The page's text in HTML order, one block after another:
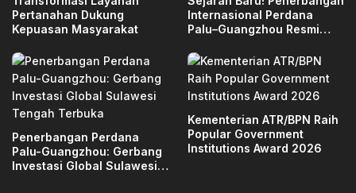
Pertanahan Dukung
Kepuasan Masyarakat
Internasional Perdana
Palu–Guangzhou Resmi
Mimpi Besar Sulawesi
Tengah Jadi Nyata
Penerbangan Perdana
Palu-Guangzhou: Gerbang
Investasi Global Sulawesi
Kementerian ATR/BPN Raih
Popular Government
Institutions Award 2026